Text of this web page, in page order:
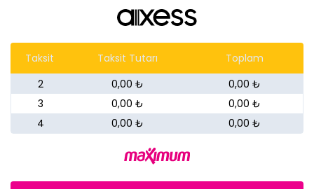
Taksit Taksit Tutarı
Toplam
2
0,00 ₺
0,00 ₺
3
0,00 ₺
0,00 ₺
4
0,00 ₺ 0,00 ₺